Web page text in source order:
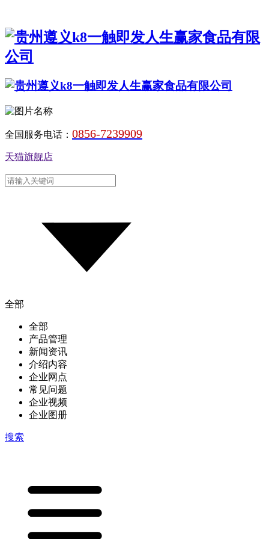
全国服务电话： 0856-7239909
天猫旗舰店
全部
全部
产品管理
新闻资讯
介绍内容
企业网点
常见问题
企业视频
企业图册
搜索